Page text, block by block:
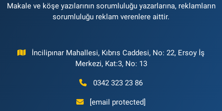
Makale ve köşe yazılarının sorumluluğu yazarlarına, reklamların
sorumluluğu reklam verenlere aittir.
İncilipınar Mahallesi, Kıbrıs Caddesi, No: 22, Ersoy İş
Merkezi, Kat:3, No: 13
0342 323 23 86
[email protected]